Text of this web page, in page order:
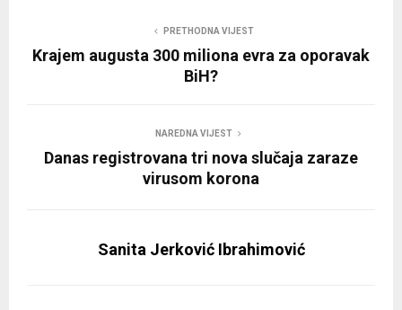
PRETHODNA VIJEST
Krajem augusta 300 miliona evra za oporavak
BiH?
NAREDNA VIJEST
Danas registrovana tri nova slučaja zaraze
virusom korona
Sanita Jerković Ibrahimović